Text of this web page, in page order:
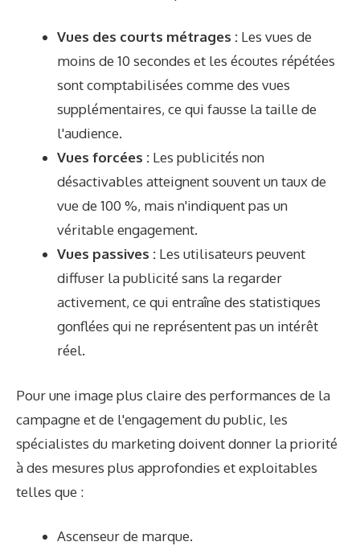
Vues des courts métrages : Les vues de
moins de 10 secondes et les écoutes répétées
sont comptabilisées comme des vues
supplémentaires, ce qui fausse la taille de
l'audience.
Vues forcées : Les publicités non
désactivables atteignent souvent un taux de
vue de 100 %, mais n'indiquent pas un
véritable engagement.
Vues passives : Les utilisateurs peuvent
diffuser la publicité sans la regarder
activement, ce qui entraîne des statistiques
gonflées qui ne représentent pas un intérêt
réel.
Pour une image plus claire des performances de la
campagne et de l'engagement du public, les
spécialistes du marketing doivent donner la priorité
à des mesures plus approfondies et exploitables
telles que :
Ascenseur de marque.